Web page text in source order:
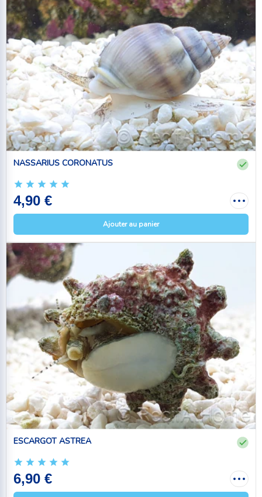
NASSARIUS CORONATUS
4,90 €
Ajouter au panier
ESCARGOT ASTREA
6,90 €